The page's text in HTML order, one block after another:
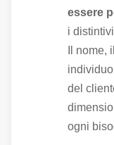
essere
i
Il
del
ogni